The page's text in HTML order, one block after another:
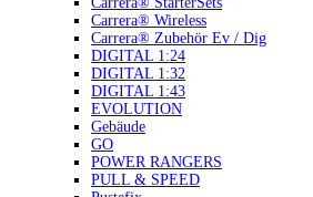
Carrera® Wireless
Carrera® Zubehör Ev / Dig
DIGITAL 1:24
DIGITAL 1:32
DIGITAL 1:43
EVOLUTION
Gebäude
GO
POWER RANGERS
PULL & SPEED